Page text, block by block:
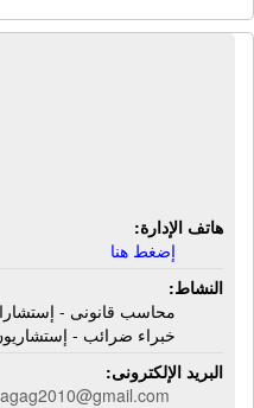
هاتف الإدارة:
إضغط هنا
النشاط:
محاسب قانونى -
خبراء ضرائب -
البريد الإلكترونى: